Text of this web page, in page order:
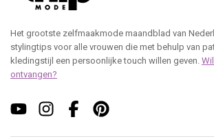
Het grootste zelfmaakmode maandblad van
stylingtips voor alle vrouwen die met behulp van
kledingstijl een persoonlijke touch willen geven.
ontvangen?